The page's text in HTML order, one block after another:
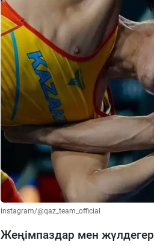
instagram/@qaz_team_official
Жеңімпаздар мен